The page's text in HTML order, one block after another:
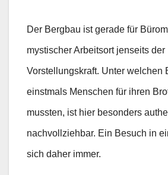
Der Bergbau ist gerade für
mystischer Arbeitsort jenseits der
Vorstellungskraft. Unter welchen
einstmals Menschen für ihren
mussten, ist hier besonders
nachvollziehbar. Ein Besuch in
sich daher immer.